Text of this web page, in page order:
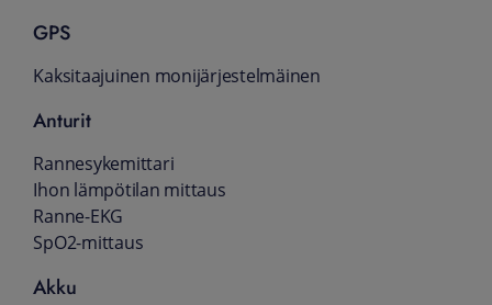
GPS
Kaksitaajuinen monijärjestelmäinen
Anturit
Rannesykemittari
Ihon lämpötilan mittaus
Ranne-EKG
SpO2-mittaus
Akku